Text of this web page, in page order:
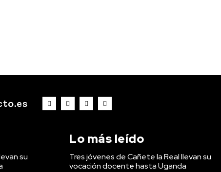
su
Lo más leído
Tres jóvenes de Cañete la Real llevan su
vocación docente hasta Uganda